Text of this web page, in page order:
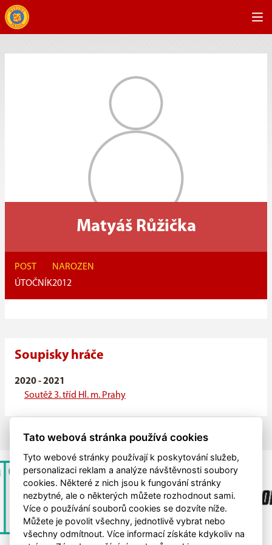
Matyáš Růžička
POST
ÚTOČNÍK
NAROZEN
2012
Soupisky hráče
2020 - 2021
Soutěž 3. tříd Hl. m. Prahy
Tato webová stránka používá cookies
Tyto webové stránky používají k poskytování služeb,
personalizaci reklam a analýze návštěvnosti soubory
cookies. Některé z nich jsou k fungování stránky
nezbytné, ale o některých můžete rozhodnout sami.
Více o používání souborů cookies se dozvíte níže.
Můžete je povolit všechny, jednotlivě vybrat nebo
všechny odmítnout. Více informací získáte kdykoliv na